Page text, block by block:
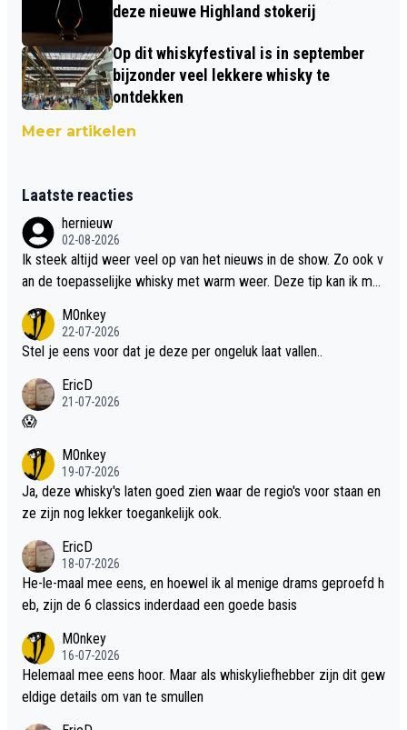
deze nieuwe Highland stokerij
Op dit whiskyfestival is in september
bijzonder veel lekkere whisky te
ontdekken
Meer artikelen
Laatste reacties
hernieuw
02-08-2026
Ik steek altijd weer veel op van het nieuws in de show. Zo ook v
an de toepasselijke whisky met warm weer. Deze tip kan ik met
M0nkey
22-07-2026
Stel je eens voor dat je deze per ongeluk laat vallen..
EricD
21-07-2026
😱
M0nkey
19-07-2026
Ja, deze whisky's laten goed zien waar de regio's voor staan en
ze zijn nog lekker toegankelijk ook.
EricD
18-07-2026
He-le-maal mee eens, en hoewel ik al menige drams geproefd h
eb, zijn de 6 classics inderdaad een goede basis
M0nkey
16-07-2026
Helemaal mee eens hoor. Maar als whiskyliefhebber zijn dit gew
eldige details om van te smullen